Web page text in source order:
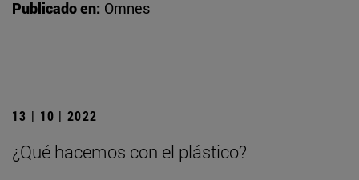
Publicado en: Omnes
13 | 10 | 2022
¿Qué hacemos con el plástico?